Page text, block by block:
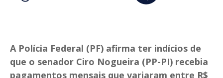
A Polícia Federal (PF) afirma ter indícios de
que o senador Ciro Nogueira (PP-PI) recebia
pagamentos mensais que variaram entre R$